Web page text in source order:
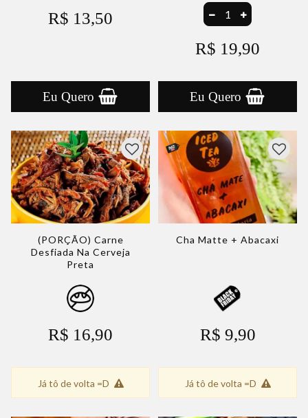
R$ 13,50
Eu Quero
R$ 19,90
Eu Quero
(PORÇÃO) Carne
Desfiada Na Cerveja
Preta
R$ 16,90
Já tô de volta =D
Cha Matte + Abacaxi
R$ 9,90
Já tô de volta =D